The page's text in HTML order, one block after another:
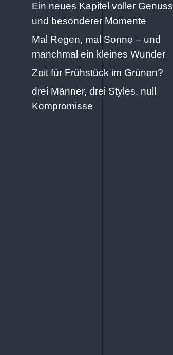
Ein neues Kapitel voller Genuss
und besonderer Momente
Mal Regen, mal Sonne – und
manchmal ein kleines Wunder
Zeit für Frühstück im Grünen?
drei Männer, drei Styles, null
Kompromisse